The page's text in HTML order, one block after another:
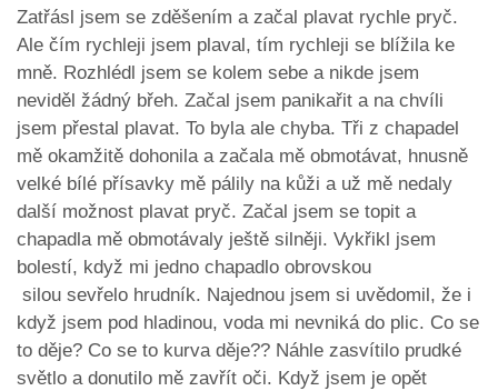
Zatřásl jsem se zděšením a začal plavat rychle pryč.
Ale čím rychleji jsem plaval, tím rychleji se blížila ke
mně. Rozhlédl jsem se kolem sebe a nikde jsem
neviděl žádný břeh. Začal jsem panikařit a na chvíli
jsem přestal plavat. To byla ale chyba. Tři z chapadel
mě okamžitě dohonila a začala mě obmotávat, hnusně
velké bílé přísavky mě pálily na kůži a už mě nedaly
další možnost plavat pryč. Začal jsem se topit a
chapadla mě obmotávaly ještě silněji. Vykřikl jsem
bolestí, když mi jedno chapadlo obrovskou
silou sevřelo hrudník. Najednou jsem si uvědomil, že i
když jsem pod hladinou, voda mi nevniká do plic. Co se
to děje? Co se to kurva děje?? Náhle zasvítilo prudké
světlo a donutilo mě zavřít oči. Když jsem je opět